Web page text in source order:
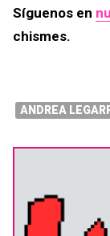
Síguenos en
chismes.
ANDREA